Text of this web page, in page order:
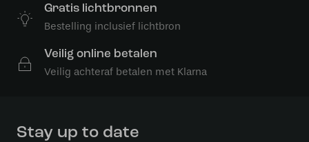
Gratis lichtbronnen
Bestelling inclusief lichtbron
Veilig online betalen
Veilig achteraf betalen met Klarna
Stay up to date